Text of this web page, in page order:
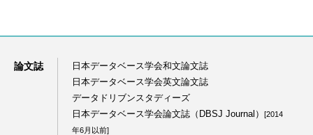
論文誌
日本データベース学会和文論文誌
日本データベース学会英文論文誌
データドリブンスタディーズ
日本データベース学会論文誌（DBSJ Journal）
[2014
年6月以前]